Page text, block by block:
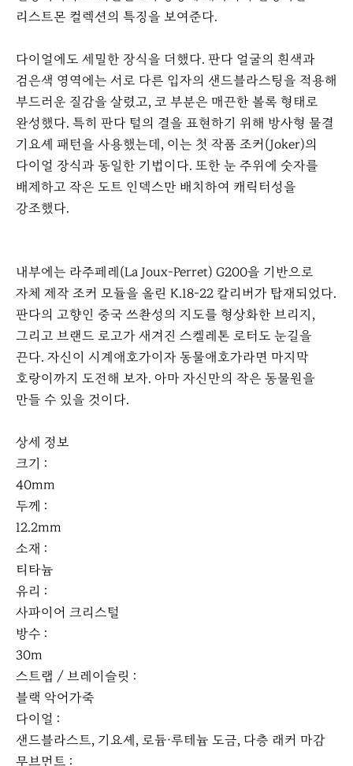
리스트몬 컬렉션의 특징을 보여준다.
다이얼에도 세밀한 장식을 더했다. 판다 얼굴의 흰색과
검은색 영역에는 서로 다른 입자의 샌드블라스팅을 적용해
부드러운 질감을 살렸고, 코 부분은 매끈한 볼록 형태로
완성했다. 특히 판다 털의 결을 표현하기 위해 방사형 물결
기요셰 패턴을 사용했는데, 이는 첫 작품 조커(Joker)의
다이얼 장식과 동일한 기법이다. 또한 눈 주위에 숫자를
배제하고 작은 도트 인덱스만 배치하여 캐릭터성을
강조했다.
내부에는 라주페레(La Joux-Perret) G200을 기반으로
자체 제작 조커 모듈을 올린 K.18-22 칼리버가 탑재되었다.
판다의 고향인 중국 쓰촨성의 지도를 형상화한 브리지,
그리고 브랜드 로고가 새겨진 스켈레톤 로터도 눈길을
끈다. 자신이 시계애호가이자 동물애호가라면 마지막
호랑이까지 도전해 보자. 아마 자신만의 작은 동물원을
만들 수 있을 것이다.
상세 정보
크기 :
40mm
두께 :
12.2mm
소재 :
티타늄
유리 :
사파이어 크리스털
방수 :
30m
스트랩 / 브레이슬릿 :
블랙 악어가죽
다이얼 :
샌드블라스트, 기요셰, 로듐·루테늄 도금, 다층 래커 마감
무브먼트 :